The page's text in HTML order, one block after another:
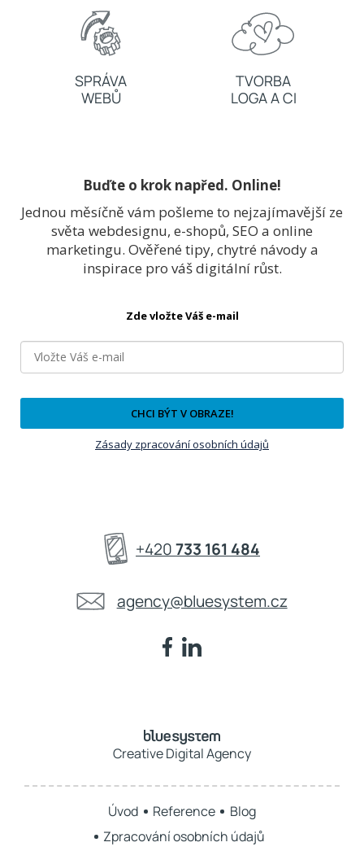
SPRÁVA
WEBŮ
TVORBA
LOGA A CI
Buďte o krok napřed. Online!
Jednou měsíčně vám pošleme to nejzajímavější ze
světa webdesignu, e-shopů, SEO a online
marketingu. Ověřené tipy, chytré návody a
inspirace pro váš digitální růst.
Zde vložte Váš e-mail
CHCI BÝT V OBRAZE!
Zásady zpracování osobních údajů
+420733 161 484
agency@bluesystem.cz
Creative Digital Agency
Úvod Reference
Blog
Zpracování osobních údajů